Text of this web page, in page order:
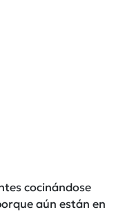
cocinándose
aún están en